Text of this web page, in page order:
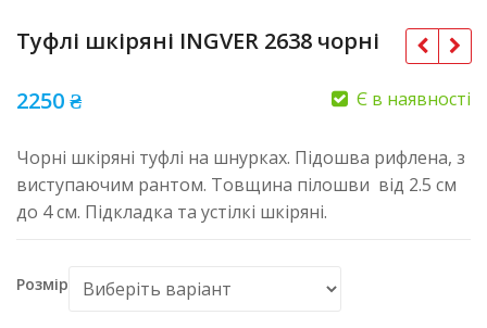
Туфлі шкіряні INGVER 2638 чорні
2250₴ Є в наявності
Чорні шкіряні туфлі на шнурках. Підошва рифлена, з
виступаючим рантом. Товщина пілошви від 2.5 см
до 4 см. Підкладка та устілкі шкіряні.
Розмір